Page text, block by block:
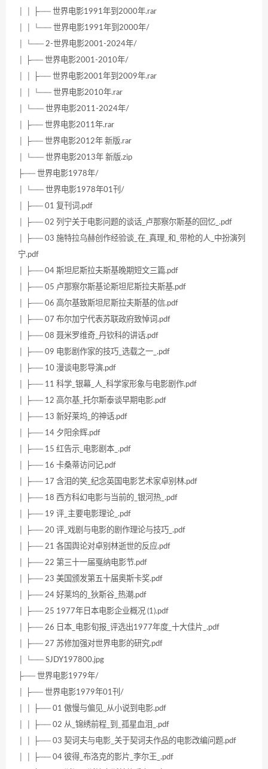
│ │ ├── 世界电影1991年到2000年.rar
│ │ └── 世界电影1991年到2000年/
│ └── 2-世界电影2001-2024年/
│ ├── 世界电影2001-2010年/
│ │ ├── 世界电影2001年到2009年.rar
│ │ └── 世界电影2010年.rar
│ └── 世界电影2011-2024年/
│ ├── 世界电影2011年.rar
│ ├── 世界电影2012年 新版.rar
│ └── 世界电影2013年 新版.zip
├── 世界电影1978年/
│ └── 世界电影1978年01刊/
│ ├── 01 复刊词.pdf
│ ├── 02 列宁关于电影问题的谈话_卢那察尔斯基的回忆_.pdf
│ ├── 03 施特拉乌赫创作经验谈_在_真理_和_带枪的人_中扮演列
宁.pdf
│ ├── 04 斯坦尼斯拉夫斯基晚期短文三篇.pdf
│ ├── 05 卢那察尔斯基论斯坦尼斯拉夫斯基.pdf
│ ├── 06 高尔基致斯坦尼斯拉夫斯基的信.pdf
│ ├── 07 布尔加宁代表苏联政府致悼词.pdf
│ ├── 08 聂米罗维奇_丹钦科的讲话.pdf
│ ├── 09 电影剧作家的技巧_选载之一_.pdf
│ ├── 10 漫谈电影导演.pdf
│ ├── 11 科学_银幕_人_科学家形象与电影剧作.pdf
│ ├── 12 高尔基_托尔斯泰谈早期电影.pdf
│ ├── 13 新好莱坞_的神话.pdf
│ ├── 14 夕阳余辉.pdf
│ ├── 15 红告示_电影剧本_.pdf
│ ├── 16 卡桑蒂访问记.pdf
│ ├── 17 含泪的笑_纪念英国电影艺术家卓别林.pdf
│ ├── 18 西方科幻电影与当前的_银河热_.pdf
│ ├── 19 评_主要电影理论_.pdf
│ ├── 20 评_戏剧与电影的剧作理论与技巧_.pdf
│ ├── 21 各国舆论对卓别林逝世的反应.pdf
│ ├── 22 第三十一届戛纳电影节.pdf
│ ├── 23 美国颁发第五十届奥斯卡奖.pdf
│ ├── 24 好莱坞的_狄斯谷_热潮.pdf
│ ├── 25 1977年日本电影企业概况 (1).pdf
│ ├── 26 日本_电影旬报_评选出1977年度_十大佳片_.pdf
│ ├── 27 苏修加强对世界电影的研究.pdf
│ └── SJDY197800.jpg
├── 世界电影1979年/
│ ├── 世界电影1979年01刊/
│ │ ├── 01 傲慢与偏见_从小说到电影.pdf
│ │ ├── 02 从_锦绣前程_到_孤星血泪_.pdf
│ │ ├── 03 契诃夫与电影_关于契诃夫作品的电影改编问题.pdf
│ │ ├── 04 彼得_布洛克的影片_李尔王_.pdf